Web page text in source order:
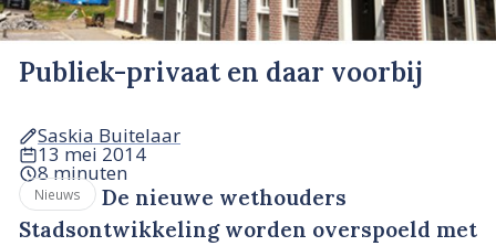
Publiek-privaat en daar voorbij
Saskia Buitelaar
13 mei 2014
8 minuten
Nieuws
De nieuwe wethouders
Stadsontwikkeling worden overspoeld met